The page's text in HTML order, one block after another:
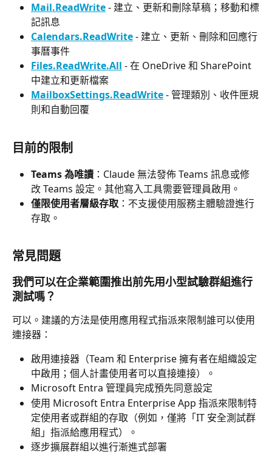
Mail.ReadWrite - 建立、更新和刪除草稿；移動和標
記訊息
Calendars.ReadWrite - 建立、更新、刪除和回應行
事曆事件
Files.ReadWrite.All - 在 OneDrive 和 SharePoint
中建立和更新檔案
MailboxSettings.ReadWrite - 管理類別、收件匣規
則和自動回覆
目前的限制
Teams 為唯讀 ：Claude 無法發佈 Teams 訊息或修
改 Teams 設定。其他寫入工具需要管理員啟用。
僅限使用者層級存取 ：不支援使用服務主體驗證進行
存取。
常見問題
我們可以在企業範圍推出前先用小型試驗群組進行
測試嗎？
可以。建議的方法是使用應用程式指派來限制誰可以使用
連接器：
啟用連接器（Team 和 Enterprise 擁有者在組織設定
中啟用；個人計畫使用者可以直接連接）。
Microsoft Entra 管理員完成預先同意設定
使用 Microsoft Entra Enterprise App 指派來限制特
定使用者或群組的存取（例如，僅將「IT 安全測試群
組」指派給應用程式）。
逐步擴展群組以進行漸進式部署